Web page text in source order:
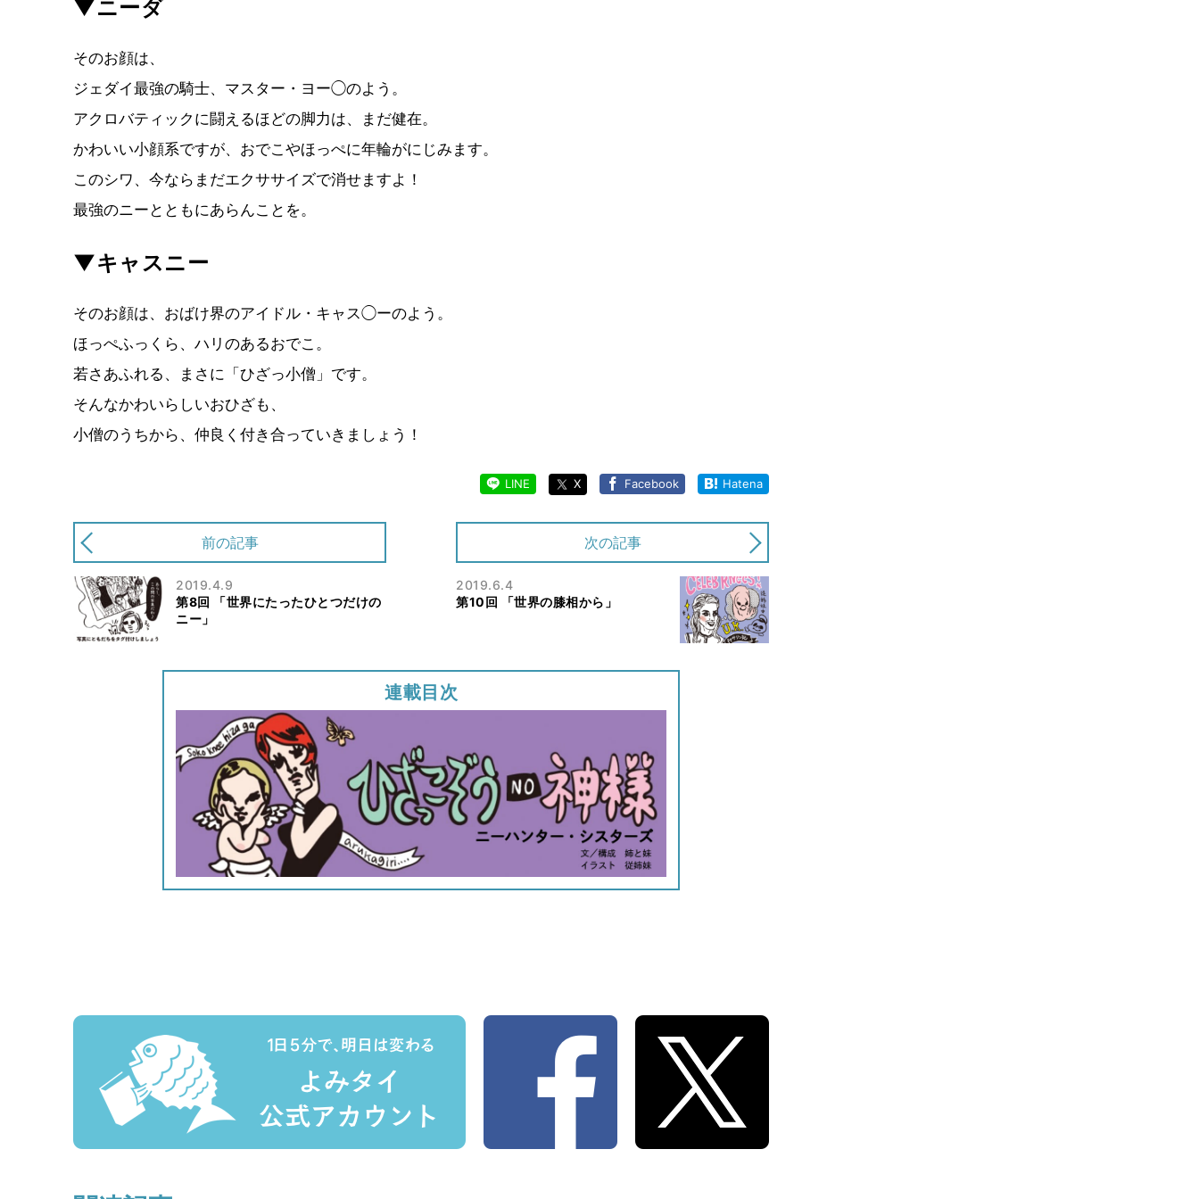
▼ニーダ
そのお顔は、
ジェダイ最強の騎士、マスター・ヨー◯のよう。
アクロバティックに闘えるほどの脚力は、まだ健在。
かわいい小顔系ですが、おでこやほっぺに年輪がにじみます。
このシワ、今ならまだエクササイズで消せますよ！
最強のニーとともにあらんことを。
▼キャスニー
そのお顔は、おばけ界のアイドル・キャス◯ーのよう。
ほっぺふっくら、ハリのあるおでこ。
若さあふれる、まさに「ひざっ小僧」です。
そんなかわいらしいおひざも、
小僧のうちから、仲良く付き合っていきましょう！
LINE X Facebook Hatena
前の記事
2019.4.9
第8回 「︎世界にたったひとつだけの
ニー」
次の記事
2019.6.4
第10回 「︎世界の膝相から」
連載目次